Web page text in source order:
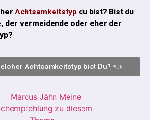
Achtsamkeitstyp du bist? Bist du
der vermeidende oder eher der
Achtsamkeitstyp bist Du? 👈